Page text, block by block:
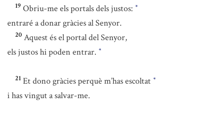
19 Obriu-me els portals dels justos: *
entraré a donar gràcies al Senyor.
20 Aquest és el portal del Senyor,
els justos hi poden entrar. *
21 Et dono gràcies perquè m’has escoltat *
i has vingut a salvar-me.